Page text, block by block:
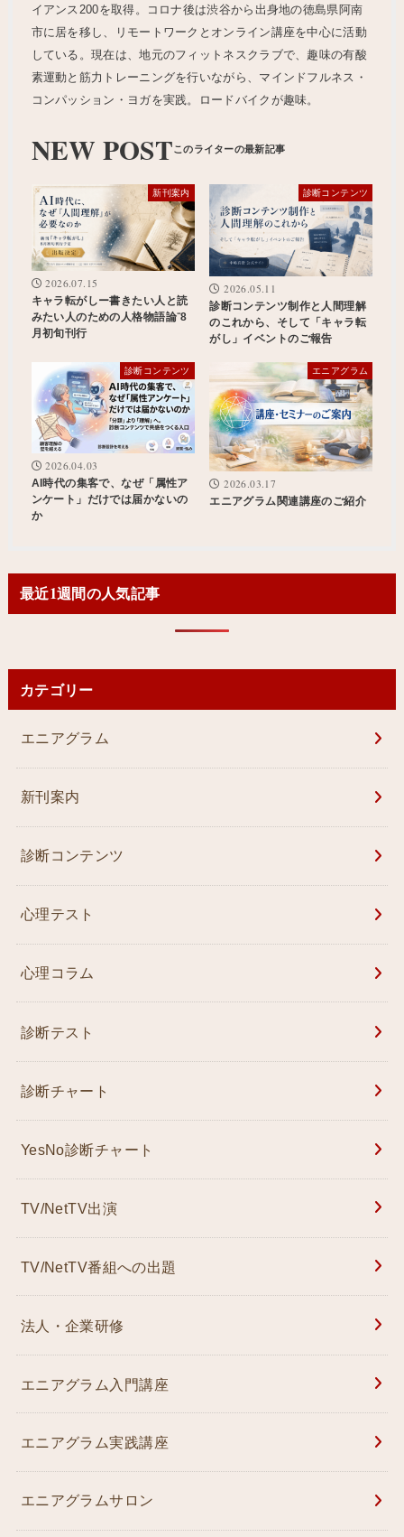
イアンス200を取得。コロナ後は渋谷から出身地の徳島県阿南
市に居を移し、リモートワークとオンライン講座を中心に活動
している。現在は、地元のフィットネスクラブで、趣味の有酸
素運動と筋力トレーニングを行いながら、マインドフルネス・
コンパッション・ヨガを実践。ロードバイクが趣味。
NEW POST
新刊案内
2026.07.15
キャラ転がしー書きたい人と読
みたい人のための人格物語論⁻8
月初旬刊行
診断コンテンツ
2026.05.11
診断コンテンツ制作と人間理解
のこれから、そして「キャラ転
がし」イベントのご報告
診断コンテンツ
2026.04.03
AI時代の集客で、なぜ「属性ア
ンケート」だけでは届かないの
か
エニアグラム
2026.03.17
エニアグラム関連講座のご紹介
最近1週間の人気記事
カテゴリー
エニアグラム
新刊案内
診断コンテンツ
心理テスト
心理コラム
診断テスト
診断チャート
YesNo診断チャート
TV/NetTV出演
TV/NetTV番組への出題
法人・企業研修
エニアグラム入門講座
エニアグラム実践講座
エニアグラムサロン